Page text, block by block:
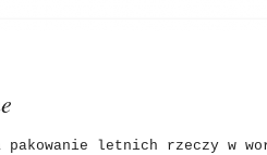
pakowanie letnich rzeczy w